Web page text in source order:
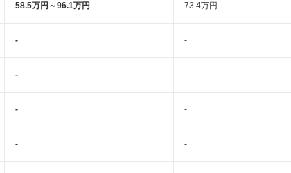
58.5万円～96.1万円 73.4万円
- -
- -
- -
- -